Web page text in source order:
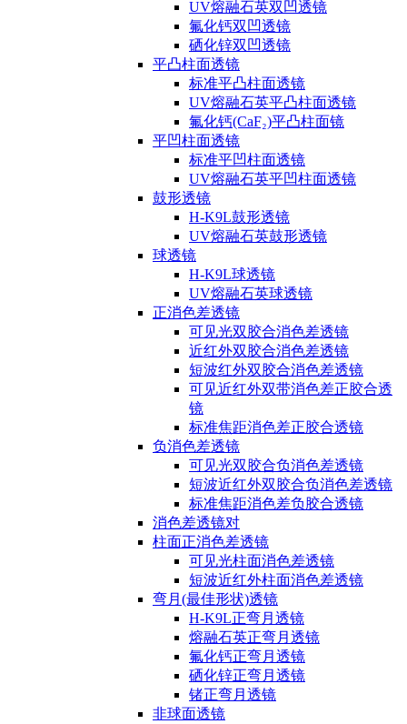
UV熔融石英双凹透镜
氟化钙双凹透镜
硒化锌双凹透镜
平凸柱面透镜
标准平凸柱面透镜
UV熔融石英平凸柱面透镜
氟化钙(CaF₂)平凸柱面镜
平凹柱面透镜
标准平凹柱面透镜
UV熔融石英平凹柱面透镜
鼓形透镜
H-K9L鼓形透镜
UV熔融石英鼓形透镜
球透镜
H-K9L球透镜
UV熔融石英球透镜
正消色差透镜
可见光双胶合消色差透镜
近红外双胶合消色差透镜
短波红外双胶合消色差透镜
可见近红外双带消色差正胶合透
镜
标准焦距消色差正胶合透镜
负消色差透镜
可见光双胶合负消色差透镜
短波近红外双胶合负消色差透镜
标准焦距消色差负胶合透镜
消色差透镜对
柱面正消色差透镜
可见光柱面消色差透镜
短波近红外柱面消色差透镜
弯月(最佳形状)透镜
H-K9L正弯月透镜
熔融石英正弯月透镜
氟化钙正弯月透镜
硒化锌正弯月透镜
锗正弯月透镜
非球面透镜